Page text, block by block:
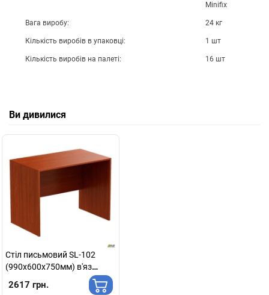
Minifix
Вага виробу: 24 кг
Кількість виробів в упаковці: 1 шт
Кількість виробів на палеті: 16 шт
Ви дивилися
Стіл письмовий SL-102
(990х600х750мм) в'яз
2617 грн.